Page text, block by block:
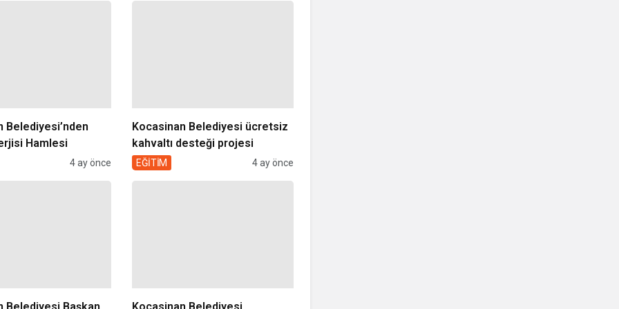
Belediyesi’nden
Hamlesi
4 ay önce
Kocasinan Belediyesi ücretsiz
kahvaltı desteği projesi
EĞİTİM 4 ay önce